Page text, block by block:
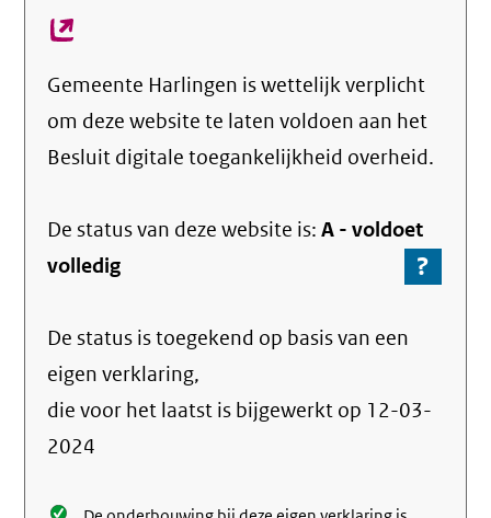
Gemeente Harlingen is wettelijk verplicht
om deze website te laten voldoen aan het
Besluit digitale toegankelijkheid overheid.
De status van dezewebsite is:A -voldoet
volledig
?
Ga
over
De status is toegekend op basis van een
eigen verklaring,
die voor het laatst is bijgewerkt op 12-03-
2024